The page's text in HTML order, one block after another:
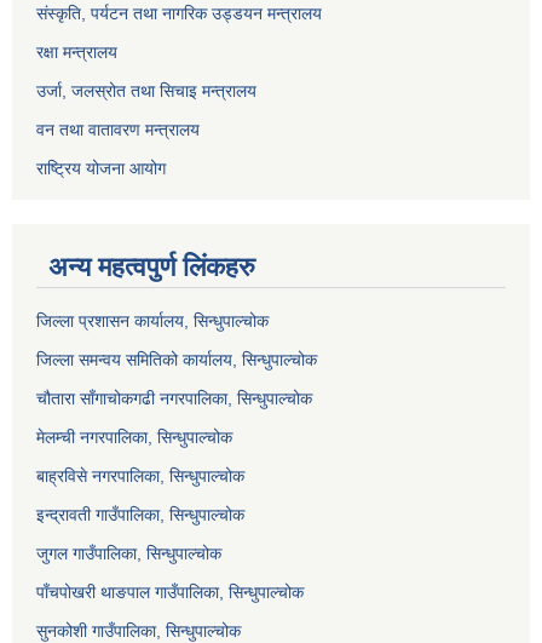
संस्कृति, पर्यटन तथा नागरिक उड्डयन मन्त्रालय
रक्षा मन्त्रालय
उर्जा, जलस्रोत तथा सिचाइ मन्त्रालय
वन तथा वातावरण मन्त्रालय
राष्ट्रिय योजना आयोग
अन्य महत्वपुर्ण लिंकहरु
जिल्ला प्रशासन कार्यालय, सिन्धुपाल्चोक
जिल्ला समन्वय समितिको कार्यालय, सिन्धुपाल्चोक
चौतारा साँगाचोकगढी नगरपालिका, सिन्धुपाल्चोक
मेलम्ची नगरपालिका, सिन्धुपाल्चोक
बाह्रविसे नगरपालिका, सिन्धुपाल्चोक
इन्द्रावती गाउँपालिका, सिन्धुपाल्चोक
जुगल गाउँपालिका, सिन्धुपाल्चोक
पाँचपोखरी थाङपाल गाउँपालिका, सिन्धुपाल्चोक
सुनकोशी गाउँपालिका, सिन्धुपाल्चोक